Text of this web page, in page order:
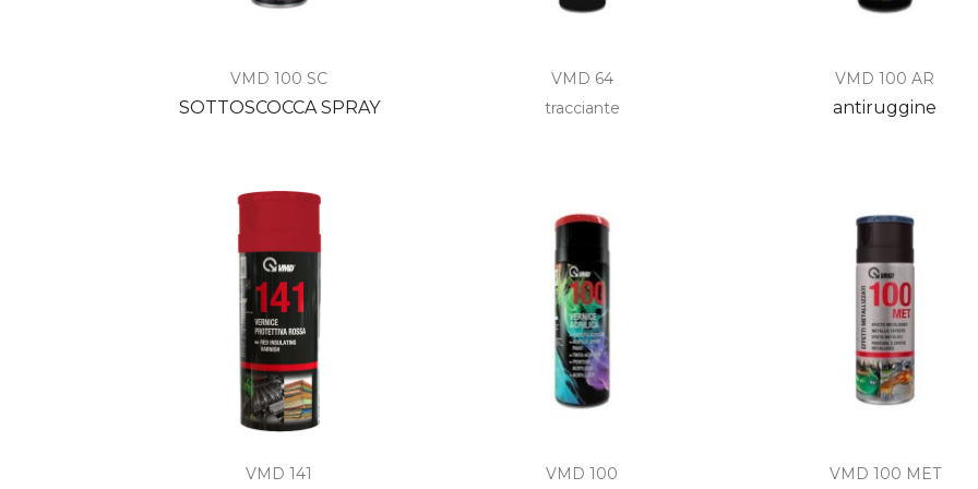
Anteprima
VMD 100 SC
SOTTOSCOCCA SPRAY
Anteprima
VMD 64
tracciante
Anteprima
VMD 100 AR
antiruggine
Anteprima
VMD 141 Anteprima
VMD 100 Anteprima
VMD 100 MET